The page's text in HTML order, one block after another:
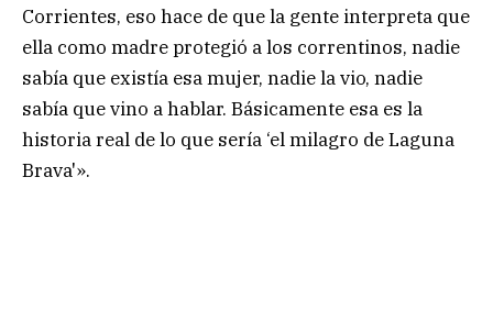
Corrientes, eso hace de que la gente interpreta que
ella como madre protegió a los correntinos, nadie
sabía que existía esa mujer, nadie la vio, nadie
sabía que vino a hablar. Básicamente esa es la
historia real de lo que sería ‘el milagro de Laguna
Brava'».